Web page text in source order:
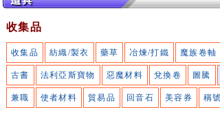
收集品
收集品 紡織/製衣 藥草 冶煉/打鐵 魔族卷軸
古書 法利亞斯寶物 惡魔材料 兌換卷 圖騰
兼職 使者材料 貿易品 回音石 美容券 稱